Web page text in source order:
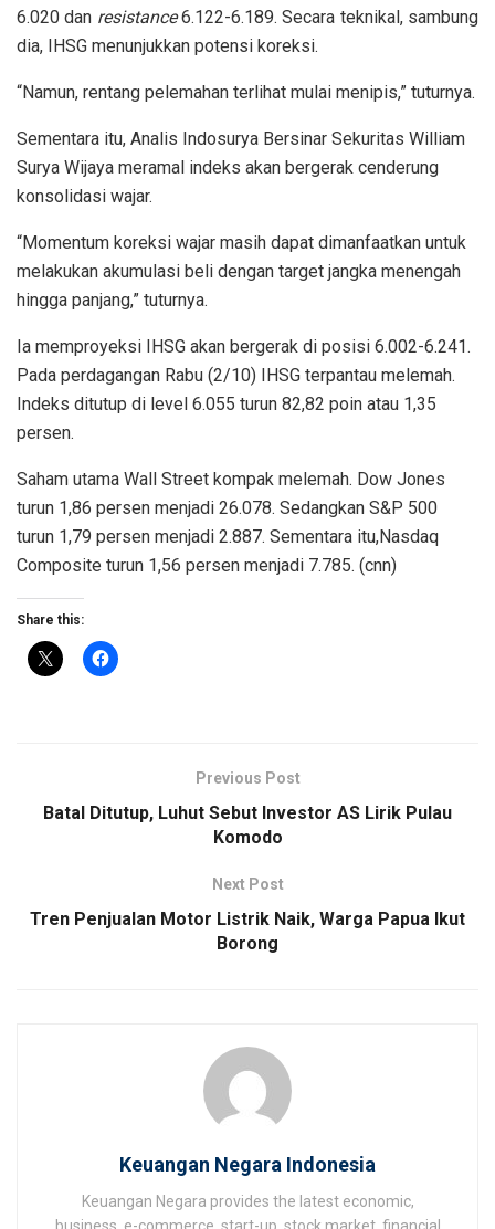
6.020 dan resistance6.122-6.189. Secara teknikal, sambung
dia, IHSG menunjukkan potensi koreksi.
“Namun, rentang pelemahan terlihat mulai menipis,” tuturnya.
Sementara itu, Analis Indosurya Bersinar Sekuritas William
Surya Wijaya meramal indeks akan bergerak cenderung
konsolidasi wajar.
“Momentum koreksi wajar masih dapat dimanfaatkan untuk
melakukan akumulasi beli dengan target jangka menengah
hingga panjang,” tuturnya.
Ia memproyeksi IHSG akan bergerak di posisi 6.002-6.241.
Pada perdagangan Rabu (2/10) IHSG terpantau melemah.
Indeks ditutup di level 6.055 turun 82,82 poin atau 1,35
persen.
Saham utama Wall Street kompak melemah. Dow Jones
turun 1,86 persen menjadi 26.078. Sedangkan S&P 500
turun 1,79 persen menjadi 2.887. Sementara itu,Nasdaq
Composite turun 1,56 persen menjadi 7.785. (cnn)
Share this:
Previous Post
Batal Ditutup, Luhut Sebut Investor AS Lirik Pulau
Komodo
Next Post
Tren Penjualan Motor Listrik Naik, Warga Papua Ikut
Borong
Keuangan Negara Indonesia
Keuangan Negara provides the latest economic,
business, e-commerce, start-up, stock market, financial